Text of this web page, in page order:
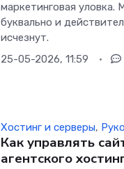
маркетинговая уловка.
буквально и
исчезнут.
25-05-2026, 11:59
Хостинг и серверы,
Как управлять
агентского